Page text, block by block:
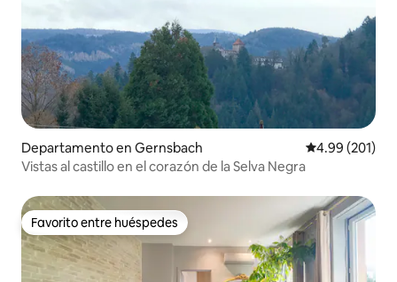
Departamento en Gernsbach Calificación
4.99 (201)
Vistas al castillo en el corazón de la Selva Negra
Favorito entre huéspedes
Favorito entre huéspedes